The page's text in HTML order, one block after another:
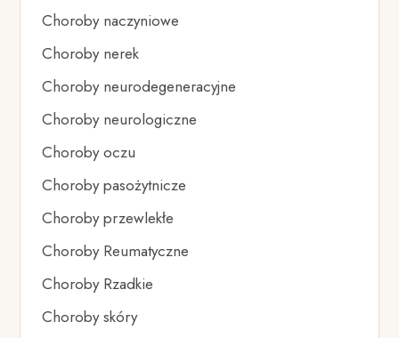
Choroby naczyniowe
Choroby nerek
Choroby neurodegeneracyjne
Choroby neurologiczne
Choroby oczu
Choroby pasożytnicze
Choroby przewlekłe
Choroby Reumatyczne
Choroby Rzadkie
Choroby skóry